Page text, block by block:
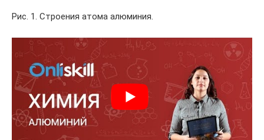
Рис. 1. Строения атома алюминия.